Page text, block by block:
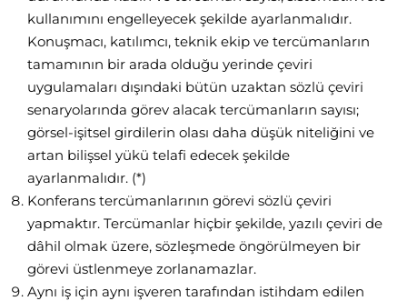
kullanımını engelleyecek şekilde ayarlanmalıdır.
Konuşmacı, katılımcı, teknik ekip ve tercümanların
tamamının bir arada olduğu yerinde çeviri
uygulamaları dışındaki bütün uzaktan sözlü çeviri
senaryolarında görev alacak tercümanların sayısı;
görsel-işitsel girdilerin olası daha düşük niteliğini ve
artan bilişsel yükü telafi edecek şekilde
ayarlanmalıdır. (*)
Konferans tercümanlarının görevi sözlü çeviri
yapmaktır. Tercümanlar hiçbir şekilde, yazılı çeviri de
dâhil olmak üzere, sözleşmede öngörülmeyen bir
görevi üstlenmeye zorlanamazlar.
Aynı iş için aynı işveren tarafından istihdam edilen